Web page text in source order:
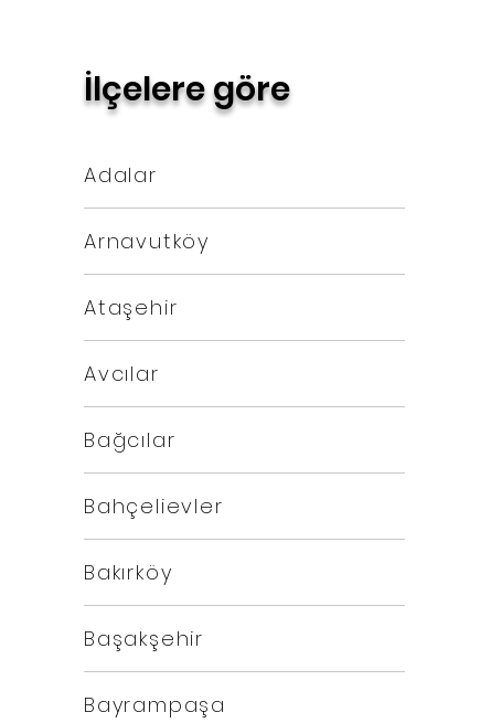
İlçelere göre
Adalar
Arnavutköy
Ataşehir
Avcılar
Bağcılar
Bahçelievler
Bakırköy
Başakşehir
Bayrampaşa